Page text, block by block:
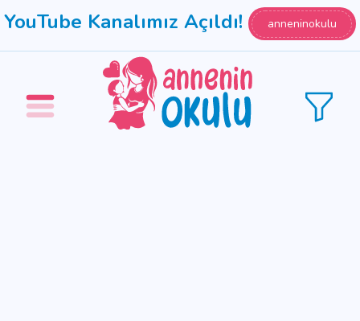
YouTube Kanalımız Açıldı! anneninokulu